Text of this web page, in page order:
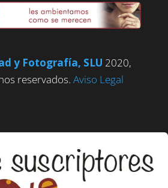
y Fotografía, SLU 2020,
reservados. Aviso Legal